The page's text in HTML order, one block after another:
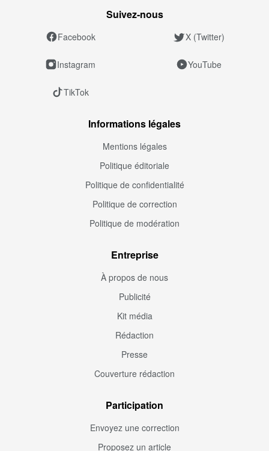
Suivez‑nous
Facebook X (Twitter)
Instagram YouTube
TikTok
Informations légales
Mentions légales
Politique éditoriale
Politique de confidentialité
Politique de correction
Politique de modération
Entreprise
À propos de nous
Publicité
Kit média
Rédaction
Presse
Couverture rédaction
Participation
Envoyez une correction
Proposez un article